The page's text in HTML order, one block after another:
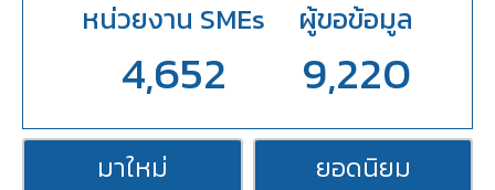
หน่วยงาน SMEs
4,652
ผู้ขอข้อมูล
9,220
มาใหม่ ยอดนิยม